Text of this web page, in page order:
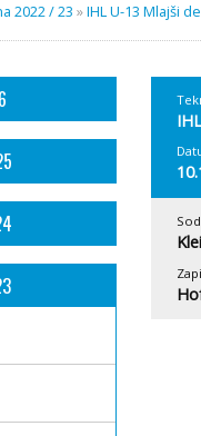
2022 / 23 »IHL U-13 Mlajši